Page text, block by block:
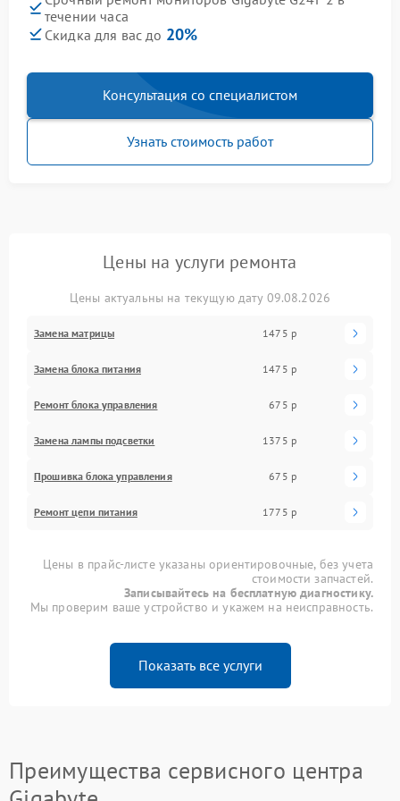
течении часа
Скидка для вас до 20%
Консультация со специалистом
Узнать стоимость работ
Цены на услуги ремонта
Цены актуальны на текущую дату 09.08.2026
Замена матрицы 1475 р
Замена блока питания 1475 р
Ремонт блока управления 675 р
Замена лампы подсветки 1375 р
Прошивка блока управления 675 р
Ремонт цепи питания 1775 р
Цены в прайс-листе указаны ориентировочные, без учета
стоимости запчастей.
Записывайтесь на бесплатную диагностику.
Мы проверим ваше устройство и укажем на неисправность.
Показать все услуги
Преимущества сервисного центра